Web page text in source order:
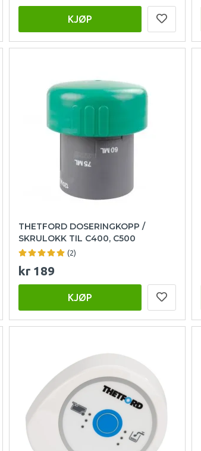
KJØP
THETFORD DOSERINGKOPP /
SKRULOKK TIL C400, C500
(2)
kr 189
KJØP